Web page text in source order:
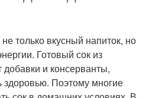
только вкусный напиток, но
Готовый сок из
добавки и консерванты,
здоровью. Поэтому многие